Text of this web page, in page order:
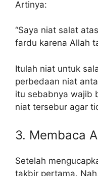
Artinya:
“Saya niat salat
fardu karena Allah
Itulah niat untuk
perbedaan niat
itu sebabnya wajib
niat tersebur agar
3. Membaca
Setelah
takbir pertama.